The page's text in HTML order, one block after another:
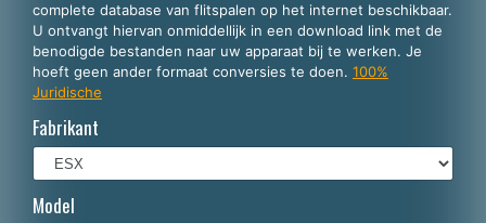
English
Español
Português
Deutsch
Français
Italiano
complete database van flitspalen op het internet beschikbaar.
U ontvangt hiervan onmiddellijk in een download link met de
benodigde bestanden naar uw apparaat bij te werken. Je
hoeft geen ander formaat conversies te doen. 100%
Juridische
Fabrikant
Model